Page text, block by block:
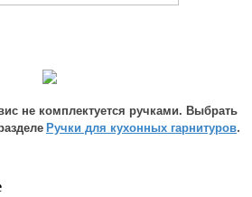
не комплектуется ручками. Выбрать
Ручки для кухонных гарнитуров.